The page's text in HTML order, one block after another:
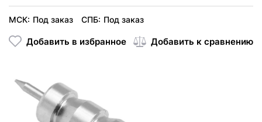
МСК: Под заказ СПБ: Под заказ
Добавить в избранное Добавить к сравнению